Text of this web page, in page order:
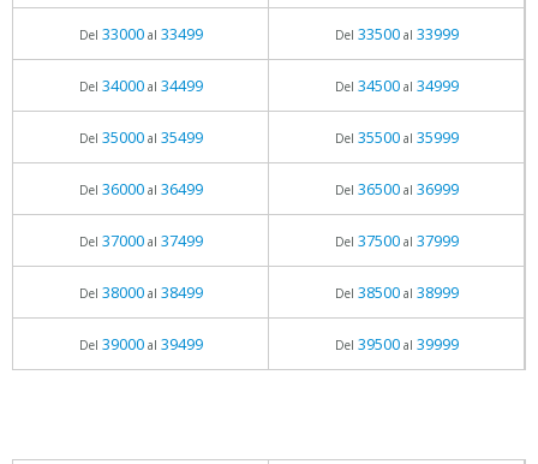
Del 33000al 33499 Del 33500al 33999
Del 34000al 34499 Del 34500al 34999
Del 35000al 35499 Del 35500al 35999
Del 36000al 36499 Del 36500al 36999
Del 37000al 37499 Del 37500al 37999
Del 38000al 38499 Del 38500al 38999
Del 39000al 39499 Del 39500al 39999